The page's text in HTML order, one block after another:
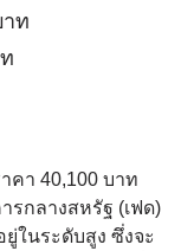
ท
คา 40,100 บาท
รกลางสหรัฐ (เฟด)
ยู่ในระดับสูง ซึ่งจะ